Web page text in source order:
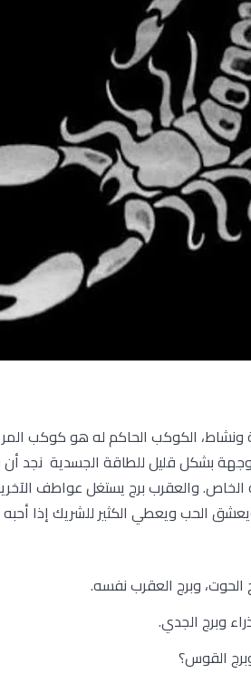
ونشاط، الكوكب الحاكم له هو كوكب
بشكل قليل للطاقة الجسدية نجد أن
والعقرب برج يستغل عواطف
الحب ويعطي الكثير للشريك إذا
الحوت، وبرج العقرب نفسه.
وبرج الجدي.
القوس؟